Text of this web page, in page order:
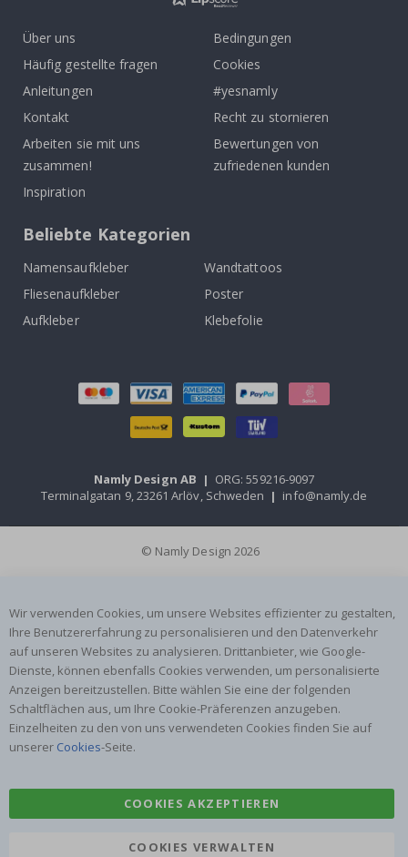
Über uns
Häufig gestellte fragen
Anleitungen
Kontakt
Arbeiten sie mit uns
zusammen!
Inspiration
Bedingungen
Cookies
#yesnamly
Recht zu stornieren
Bewertungen von
zufriedenen kunden
Beliebte Kategorien
Namensaufkleber
Wandtattoos
Fliesenaufkleber
Poster
Aufkleber
Klebefolie
Namly Design AB | ORG: 559216-9097
Terminalgatan 9, 23261 Arlöv, Schweden | info@namly.de
© Namly Design 2026
Wir verwenden Cookies, um unsere Websites effizienter zu gestalten,
Ihre Benutzererfahrung zu personalisieren und den Datenverkehr
auf unseren Websites zu analysieren. Drittanbieter, wie Google-
Dienste, können ebenfalls Cookies verwenden, um personalisierte
Anzeigen bereitzustellen. Bitte wählen Sie eine der folgenden
Schaltflächen aus, um Ihre Cookie-Präferenzen anzugeben.
Einzelheiten zu den von uns verwendeten Cookies finden Sie auf
unserer Cookies-Seite.
COOKIES AKZEPTIEREN
COOKIES VERWALTEN